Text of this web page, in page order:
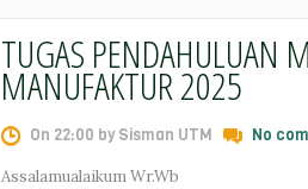
TUGAS PENDAHULUAN
MANUFAKTUR 2025
On 22:00 by Sisman UTM No
Assalamualaikum Wr.Wb